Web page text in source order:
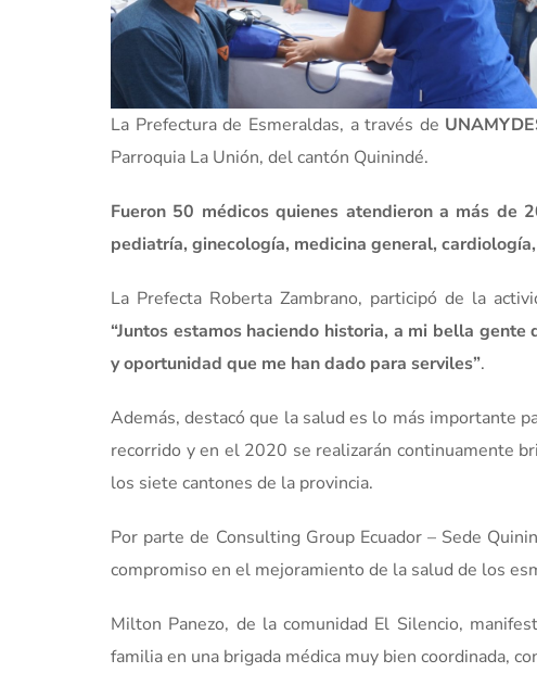
La Prefectura de Esmeraldas, a través de
Parroquia La Unión, del cantón Quinindé.
Fueron 50 médicos quienes atendieron a más de
pediatría, ginecología, medicina general,
La Prefecta Roberta Zambrano, participó de la
“Juntos estamos haciendo historia, a mi bella
y oportunidad que me han dado para serviles”.
Además, destacó que la salud es lo más importante
recorrido y en el 2020 se realizarán continuamente
los siete cantones de la provincia.
Por parte de Consulting Group Ecuador – Sede
compromiso en el mejoramiento de la salud de los
Milton Panezo, de la comunidad El Silencio,
familia en una brigada médica muy bien coordinada,